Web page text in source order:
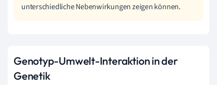
unterschiedliche Nebenwirkungen zeigen können.
Genotyp-Umwelt-Interaktion in der
Genetik